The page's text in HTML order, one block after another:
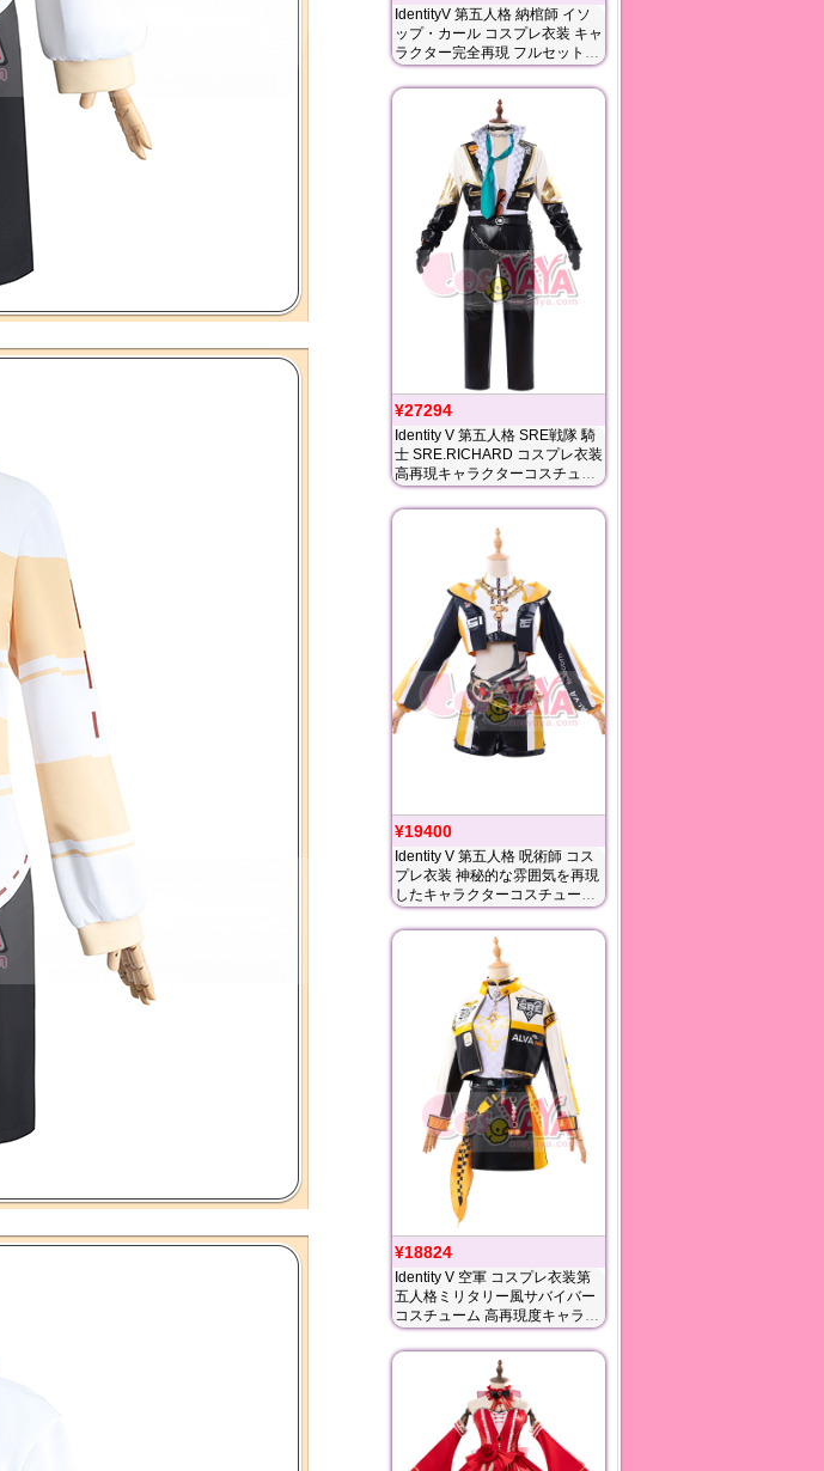
IdentityV 第五人格 納棺師 イソ
ップ・カール コスプレ衣装 キャ
ラクター完全再現 フルセットコ
スチューム Cosyaya通販 送料無
料
¥27294
Identity V 第五人格 SRE戦隊 騎
士 SRE.RICHARD コスプレ衣装
高再現キャラクターコスチュー
ム Cosyaya通販 送料無料
¥19400
Identity V 第五人格 呪術師 コス
プレ衣装 神秘的な雰囲気を再現
したキャラクターコスチューム
Cosyaya通販 送料無料
¥18824
Identity V 空軍 コスプレ衣装第
五人格ミリタリー風サバイバー
コスチューム 高再現度キャラク
ター衣装 Cosyaya通販 送料無料